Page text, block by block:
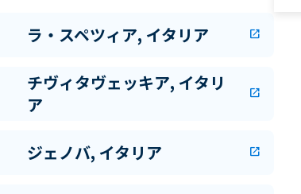
ラ・スペツィア, イタリア open_in_new
チヴィタヴェッキア, イタリ
ア
open_in_new
ジェノバ, イタリア open_in_new